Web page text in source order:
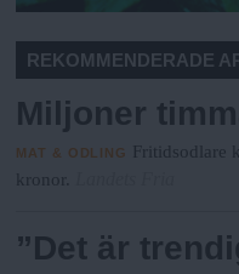
REKOMMENDERADE
Miljoner
MAT & ODLING
Fritidsodlare
kronor.
”Det är